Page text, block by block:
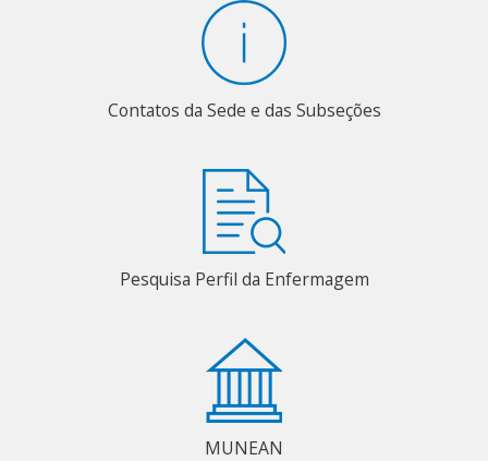
Contatos da Sede e das Subseções
Pesquisa Perfil da Enfermagem
MUNEAN